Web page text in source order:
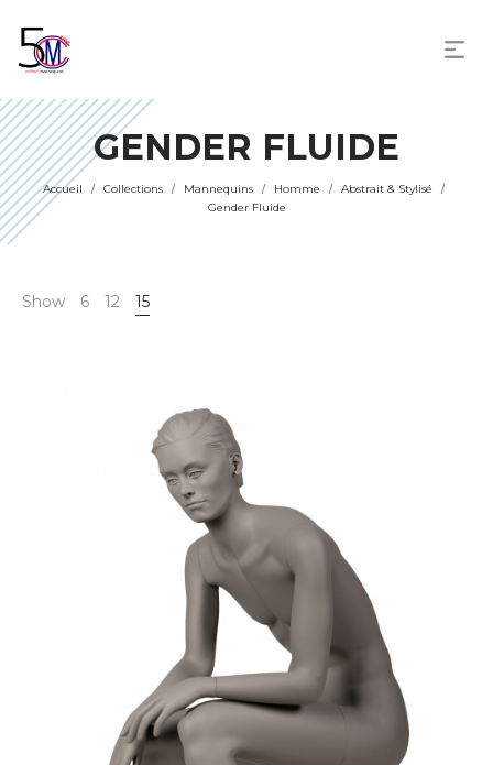
GENDER FLUIDE
Accueil / Collections / Mannequins / Homme / Abstrait & Stylisé /
Gender Fluide
Show 6 12 15